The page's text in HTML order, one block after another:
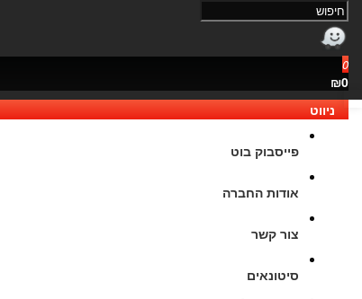
0
₪0
ניווט
פייסבוק בוט
אודות החברה
צור קשר
סיטונאים
נגישות